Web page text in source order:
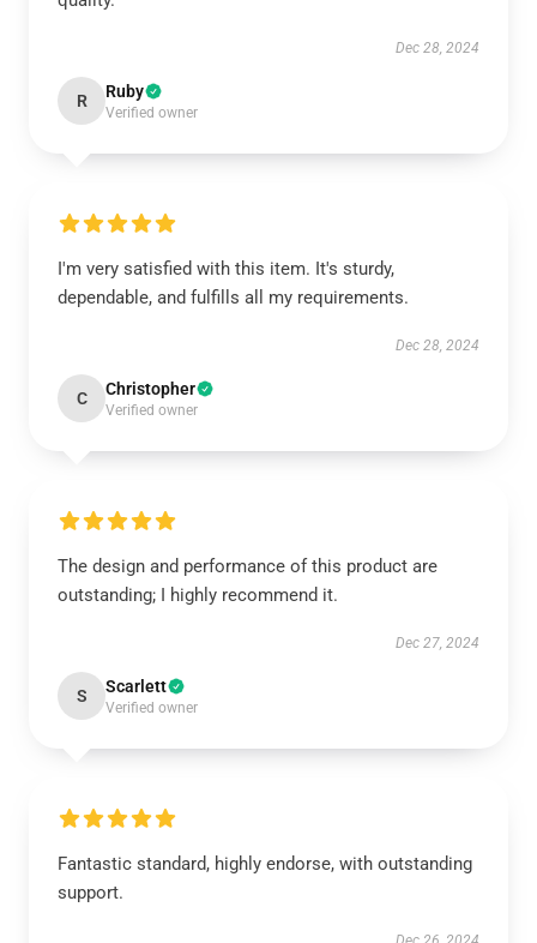
Dec 28, 2024
R Ruby
Verified owner
I'm very satisfied with this item. It's sturdy,
dependable, and fulfills all my requirements.
Dec 28, 2024
C Christopher
Verified owner
The design and performance of this product are
outstanding; I highly recommend it.
Dec 27, 2024
S Scarlett
Verified owner
Fantastic standard, highly endorse, with outstanding
support.